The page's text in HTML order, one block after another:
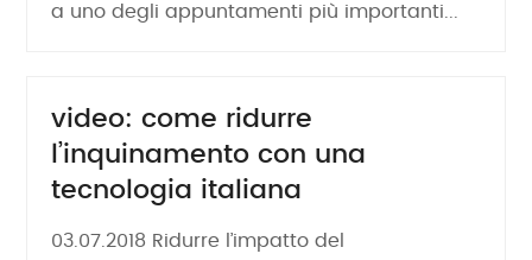
a uno degli appuntamenti più importanti...
video: come ridurre
l’inquinamento con una
tecnologia italiana
03.07.2018 Ridurre l’impatto del